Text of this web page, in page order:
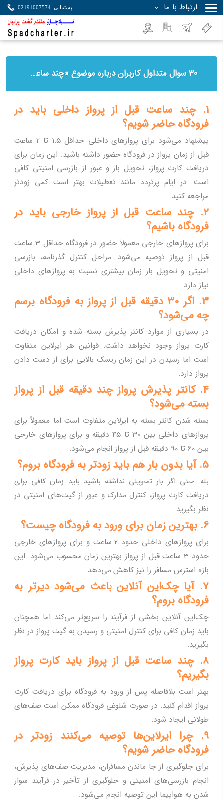
ارتباط با ما پشتیبانی: 02191007574
30 سوال متداول کاربران درباره موضوع «چند ساعت قبل از پرواز» آورده شده است
1. چند ساعت قبل از پرواز داخلی باید در
فرودگاه حاضر شویم؟
پیشنهاد می‌شود برای پروازهای داخلی حداقل 1.5 تا 2 ساعت
قبل از زمان پرواز در فرودگاه حضور داشته باشید. این زمان برای
دریافت کارت پرواز، تحویل بار و عبور از بازرسی امنیتی کافی
است. در ایام پرتردد مانند تعطیلات بهتر است کمی زودتر
مراجعه کنید.
2. چند ساعت قبل از پرواز خارجی باید در
فرودگاه باشیم؟
برای پروازهای خارجی معمولاً حضور در فرودگاه حداقل 3 ساعت
قبل از پرواز توصیه می‌شود. مراحل کنترل گذرنامه، بازرسی
امنیتی و تحویل بار زمان بیشتری نسبت به پروازهای داخلی
نیاز دارد.
3. اگر 30 دقیقه قبل از پرواز به فرودگاه برسم
چه می‌شود؟
در بسیاری از موارد کانتر پذیرش بسته شده و امکان دریافت
کارت پرواز وجود نخواهد داشت. قوانین هر ایرلاین متفاوت
است اما رسیدن در این زمان ریسک بالایی برای از دست دادن
پرواز دارد.
4. کانتر پذیرش پرواز چند دقیقه قبل از پرواز
بسته می‌شود؟
بسته شدن کانتر بسته به ایرلاین متفاوت است اما معمولاً برای
پروازهای داخلی بین 30 تا 45 دقیقه و برای پروازهای خارجی
بین 60 تا 90 دقیقه قبل از پرواز انجام می‌شود.
5. آیا بدون بار هم باید زودتر به فرودگاه بروم؟
بله. حتی اگر بار تحویلی نداشته باشید باید زمان کافی برای
دریافت کارت پرواز، کنترل مدارک و عبور از گیت‌های امنیتی در
نظر بگیرید.
6. بهترین زمان برای ورود به فرودگاه چیست؟
برای پروازهای داخلی حدود 2 ساعت و برای پروازهای خارجی
حدود 3 ساعت قبل از پرواز بهترین زمان محسوب می‌شود. این
بازه استرس مسافر را نیز کاهش می‌دهد.
7. آیا چک‌این آنلاین باعث می‌شود دیرتر به
فرودگاه بروم؟
چک‌این آنلاین بخشی از فرآیند را سریع‌تر می‌کند اما همچنان
باید زمان کافی برای کنترل امنیتی و رسیدن به گیت پرواز در نظر
بگیرید.
8. چند ساعت قبل از پرواز باید کارت پرواز
بگیریم؟
بهتر است بلافاصله پس از ورود به فرودگاه برای دریافت کارت
پرواز اقدام کنید. در صورت شلوغی فرودگاه ممکن است صف‌های
طولانی ایجاد شود.
9. چرا ایرلاین‌ها توصیه می‌کنند زودتر در
فرودگاه حاضر شویم؟
برای جلوگیری از جا ماندن مسافران، مدیریت صف‌های پذیرش،
انجام بازرسی‌های امنیتی و جلوگیری از تأخیر در فرآیند سوار
شدن به هواپیما این توصیه انجام می‌شود.